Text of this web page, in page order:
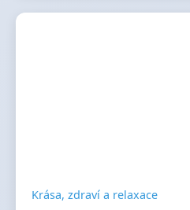
Krása, zdraví a relaxace